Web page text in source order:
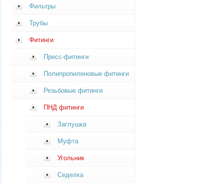
Фильтры
Трубы
Фитинги
Пресс-фитинги
Полипропиленовые фитинги
Резьбовые фитинги
ПНД фитинги
Заглушка
Муфта
Угольник
Седелка